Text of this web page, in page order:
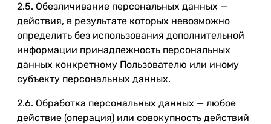
2.5. Обезличивание персональных данных —
действия, в результате которых невозможно
определить без использования дополнительной
информации принадлежность персональных
данных конкретному Пользователю или иному
субъекту персональных данных.
2.6. Обработка персональных данных — любое
действие (операция) или совокупность действий